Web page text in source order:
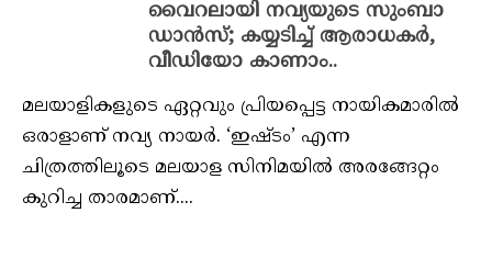
വൈറലായി നവ്യയുടെ സുംബാ
ഡാൻസ്; കയ്യടിച്ച് ആരാധകർ,
വീഡിയോ കാണാം..
മലയാളികളുടെ ഏറ്റവും പ്രിയപ്പെട്ട നായികമാരിൽ
ഒരാളാണ് നവ്യ നായർ. ‘ഇഷ്ടം’ എന്ന
ചിത്രത്തിലൂടെ മലയാള സിനിമയിൽ അരങ്ങേറ്റം
കുറിച്ച താരമാണ്....